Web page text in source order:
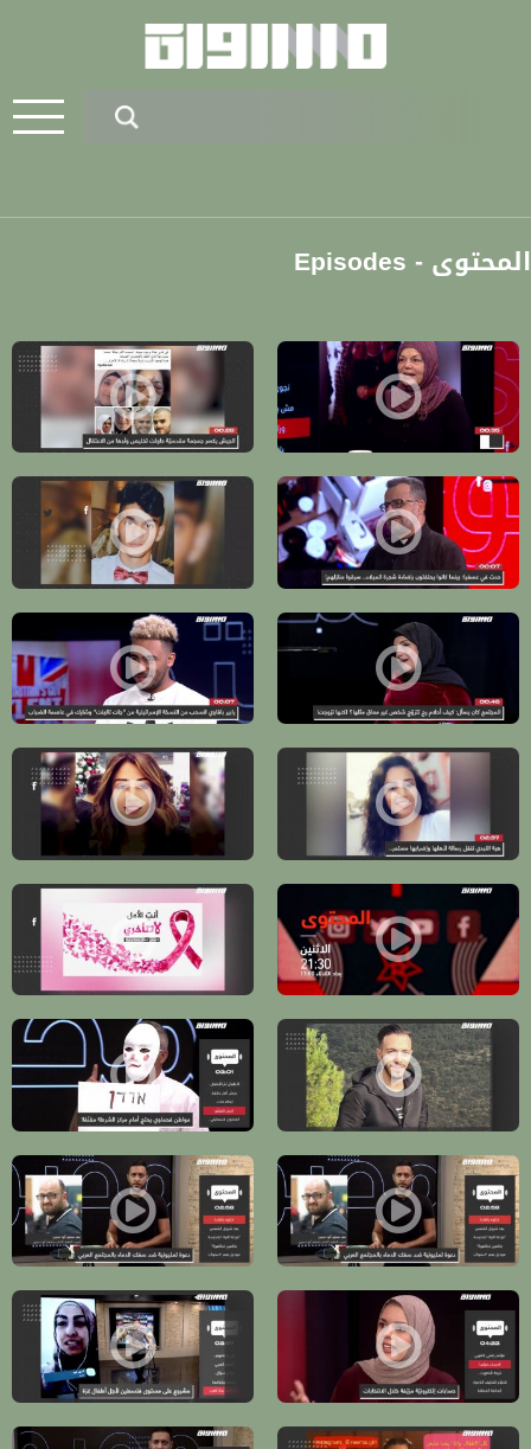
المحتوى - Episodes
في عمر اثنين وستين وفيقة اجتازت امتحان مزاولة المهنة في الحقوق..، برومو،
رينا درباس حاولت تخليص ابنها من
أهل البلد في عسفيا طلعوا لإضاءة شجرة الميلاد، سرقولهن بيوتهن، برومو،
هل عانى عادل خطيب من التنمر قبل
رغم الاعاقة، الابداع في الحياة.جرعة من الايجابية والقوة في العيش، برومو المحتوى -
برومو -من البلاد إلى بريطانيا: موو جات
برومو - تستمر الحملة الشعبية للافراج عن الاسيرة الاردنية هبة اللبدي . -04.11.- برنامج المحتوى
برومو - تستمر الحملة الشعبية للافراج عن
برومو - الحَراك المجدلاوي مكمل ليلة ورا ليلة حتى تنفيذ المطالب. -28.10.- برنامج المحتوى
برومو - مش بس بأكتوبر تذكري تفحصي
برومو - من بداية ايلول حتى تشرين الاول قتل 14 عربي وتركوا ورائهم 31 يتيم -14.10.- برنامج المحتوىبرومو-فحماوي يحتج أمام مركز الشرطة مقنّعًا- حلقة
برومو- الكل يصرخ في وجه العنف لكن الصرخات لا تمنعه - حلقة 30.9.19- من برنامج المحتوى - مساواة
برومو- الكل يصرخ في وجه العنف لكن الصرخات لا
برومو - قضية كتب بيروت الي ما وصلت حيفا -حلقة 21.09.2019 من برنامج المحتوى - مساواةبرومو - إحنا كمان بدنا نلعب : مشروع لاطفال غزة -حلقة